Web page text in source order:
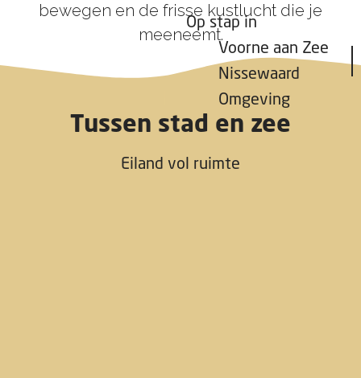
Op stap in
Voorne aan Zee
Nissewaard
Omgeving
bewegen en de frisse kustlucht die je
meeneemt.
Tussen stad en zee
Eiland vol ruimte